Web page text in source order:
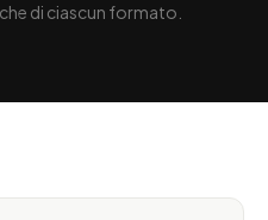
di ciascun formato.